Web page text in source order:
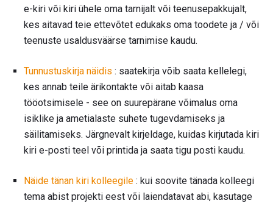
e-kiri või kiri ühele oma tarnijalt või teenusepakkujalt,
kes aitavad teie ettevõtet edukaks oma toodete ja / või
teenuste usaldusväärse tarnimise kaudu.
Tunnustuskirja näidis : saatekirja võib saata kellelegi,
kes annab teile ärikontakte või aitab kaasa
tööotsimisele - see on suurepärane võimalus oma
isiklike ja ametialaste suhete tugevdamiseks ja
säilitamiseks. Järgnevalt kirjeldage, kuidas kirjutada kiri
kiri e-posti teel või printida ja saata tigu posti kaudu.
Näide tänan kiri kolleegile : kui soovite tänada kolleegi
tema abist projekti eest või laiendatavat abi, kasutage